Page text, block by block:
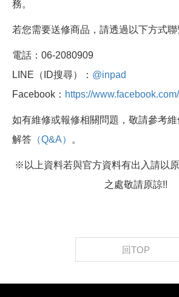
務。
若您需要送修商品，請透過以下方式聯
電話：06-2080909
LINE（ID搜尋）： @inpad
Facebook： https://
如有維修或報修相關問題，敬請參考
解答 （Q&A） 。
※以上資料若與官方資料有出入請以
之處敬請原諒!!
回TOP